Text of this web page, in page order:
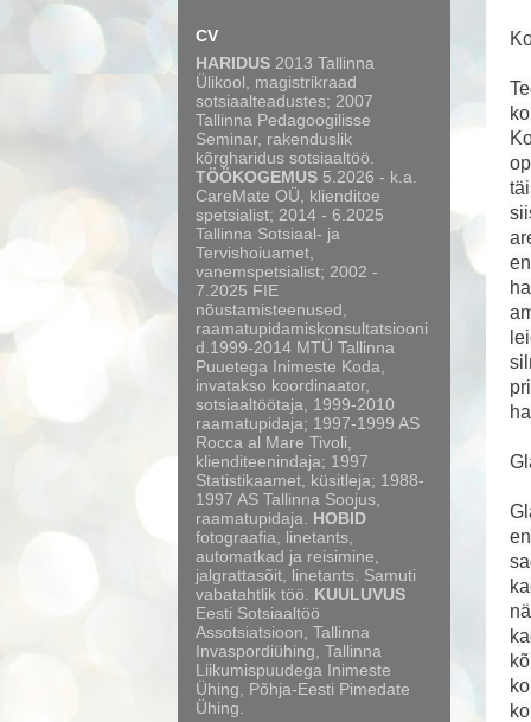
CV
HARIDUS 2013 Tallinna
Ülikool, magistrikraad
sotsiaalteadustes; 2007
Tallinna Pedagoogilisse
Seminar, rakenduslik
kõrgharidus sotsiaaltöö.
TÖÖKOGEMUS 5.2026 - k.a.
CareMate OÜ, klienditoe
spetsialist; 2014 - 6.2025
Tallinna Sotsiaal- ja
Tervishoiuamet,
vanemspetsialist; 2002 -
7.2025 FIE
nõustamisteenused,
raamatupidamiskonsultatsiooni
d.1999-2014 MTÜ Tallinna
Puuetega Inimeste Koda,
invatakso koordinaator,
sotsiaaltöötaja, 1999-2010
raamatupidaja; 1997-1999 AS
Rocca al Mare Tivoli,
klienditeenindaja; 1997
Statistikaamet, küsitleja; 1988-
1997 AS Tallinna Soojus,
raamatupidaja. HOBID
fotograafia, linetants,
automatkad ja reisimine,
jalgrattasõit, linetants. Samuti
vabatahtlik töö. KUULUVUS
Eesti Sotsiaaltöö
Assotsiatsioon, Tallinna
Invaspordiühing, Tallinna
Liikumispuudega Inimeste
Ühing, Põhja-Eesti Pimedate
Ühing.